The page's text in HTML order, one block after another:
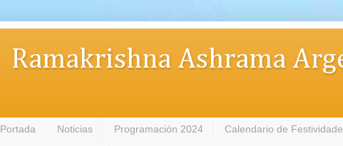
Ramakrishna Ashrama
Portada Noticias Programación 2024 Calendario de